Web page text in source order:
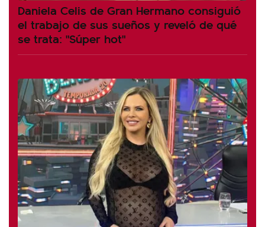
Daniela Celis de Gran Hermano consiguió
el trabajo de sus sueños y reveló de qué
se trata: "Súper hot"